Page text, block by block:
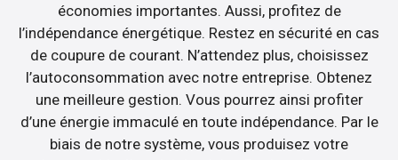
économies importantes. Aussi, profitez de
l’indépendance énergétique. Restez en sécurité en cas
de coupure de courant. N’attendez plus, choisissez
l’autoconsommation avec notre entreprise. Obtenez
une meilleure gestion. Vous pourrez ainsi profiter
d’une énergie immaculé en toute indépendance. Par le
biais de notre système, vous produisez votre